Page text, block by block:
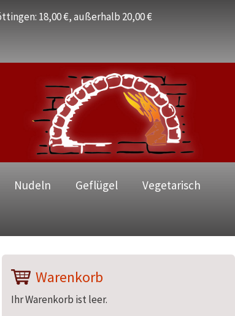
18,00 €, außerhalb 20,00 €
Nudeln Geflügel Vegetarisch
Warenkorb
Ihr Warenkorb ist leer.